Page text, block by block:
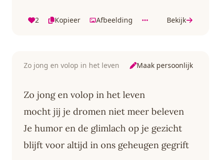
2 Kopieer Afbeelding Bekijk
Zo jong en volop in het leven Maak persoonlijk
Zo jong en volop in het leven
mocht jij je dromen niet meer beleven
Je humor en de glimlach op je gezicht
blijft voor altijd in ons geheugen gegrift